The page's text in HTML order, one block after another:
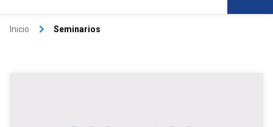
Inicio keyboard_arrow_right Seminarios